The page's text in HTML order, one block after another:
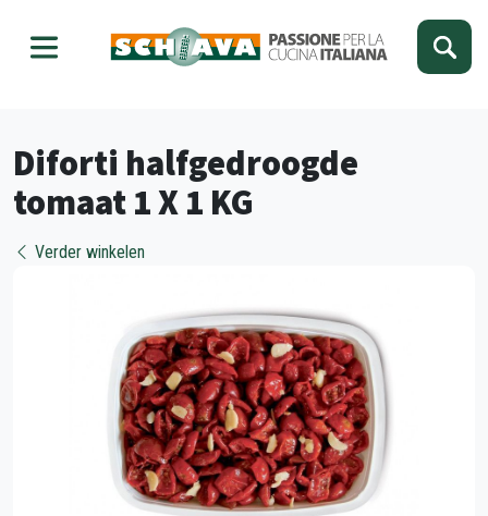
Diforti halfgedroogde
tomaat 1 X 1 KG
Verder winkelen